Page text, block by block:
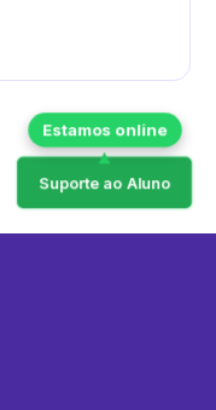
Suporte ao Aluno